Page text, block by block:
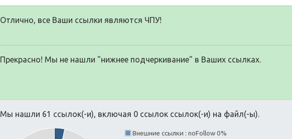
Отлично, все Ваши ссылки являются ЧПУ!
Прекрасно! Мы не нашли "нижнее подчеркивание" в Ваших ссылках.
Мы нашли 61 ссылок(-и), включая 0 ссылок ссылок(-и) на файл(-ы).
Внешние ссылки : noFollow 0%